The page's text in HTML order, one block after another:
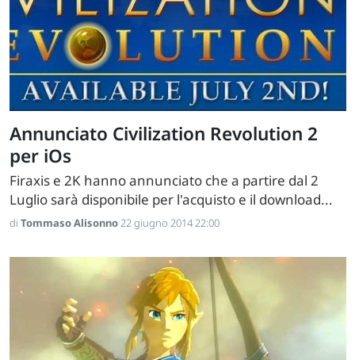
Annunciato Civilization Revolution 2
per iOs
Firaxis e 2K hanno annunciato che a partire dal 2
Luglio sarà disponibile per l'acquisto e il download...
di Tommaso Alisonno22 giugno 2014 22:00